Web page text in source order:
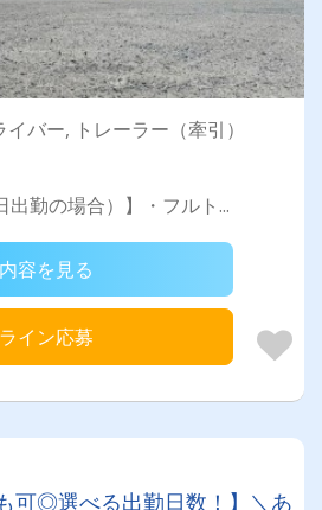
バー, トレーラー（牽引）
出勤の場合）】・フルト...
容を見る
イン応募
可◎選べる出勤日数！】＼あ